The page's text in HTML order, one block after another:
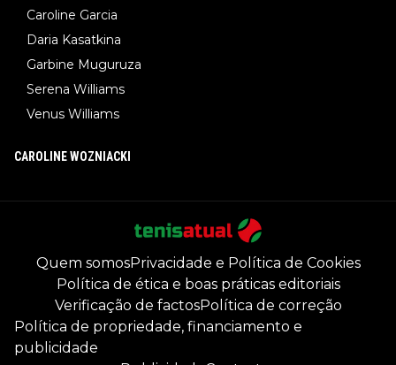
Caroline Garcia
Daria Kasatkina
Garbine Muguruza
Serena Williams
Venus Williams
CAROLINE WOZNIACKI
Quem somosPrivacidade e Política de Cookies
Política de ética e boas práticas editoriais
Verificação de factosPolítica de correção
Política de propriedade, financiamento e
publicidade